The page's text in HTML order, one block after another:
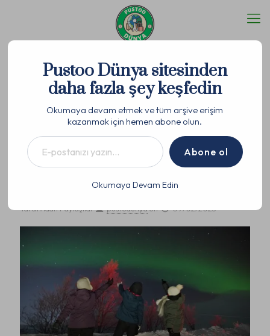
Kuzey Işıkları, Murmansk
ve Teriberka Gezi Rehberi
Kuzey Işıkları, Murmansk
ve Teriberka Gezi Rehberi
Tarafından Paylaşıldı pustodunyaon 09/02/2025
Pustoo Dünya sitesinden
daha fazla şey keşfedin
Okumaya devam etmek ve tüm arşive erişim
kazanmak için hemen abone olun.
E-postanızı yazın…
Abone ol
Okumaya Devam Edin